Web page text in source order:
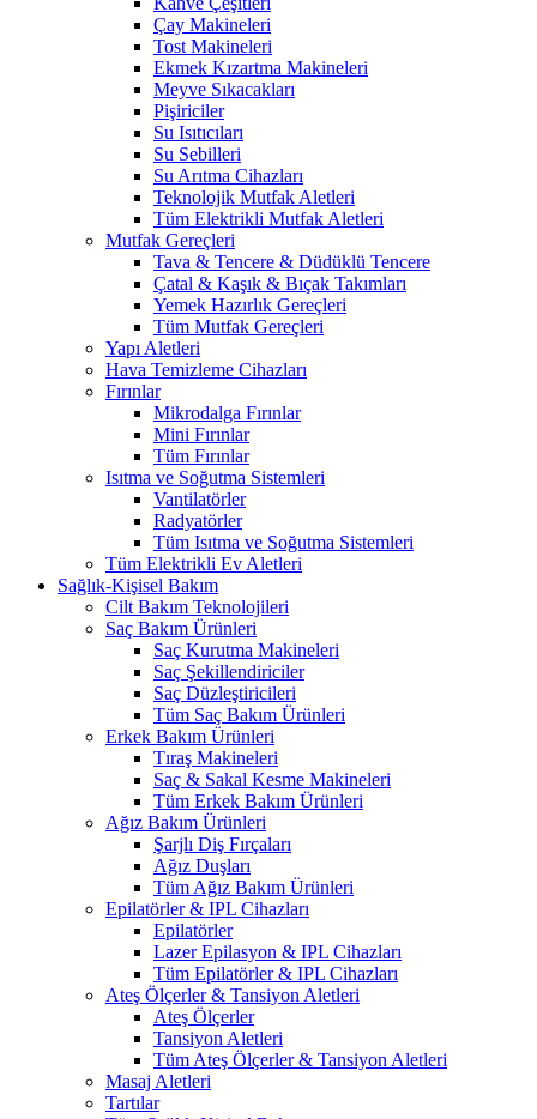
Çay Makineleri
Tost Makineleri
Ekmek Kızartma Makineleri
Meyve Sıkacakları
Pişiriciler
Su Isıtıcıları
Su Sebilleri
Su Arıtma Cihazları
Teknolojik Mutfak Aletleri
Tüm Elektrikli Mutfak Aletleri
Mutfak Gereçleri
Tava & Tencere & Düdüklü Tencere
Çatal & Kaşık & Bıçak Takımları
Yemek Hazırlık Gereçleri
Tüm Mutfak Gereçleri
Yapı Aletleri
Hava Temizleme Cihazları
Fırınlar
Mikrodalga Fırınlar
Mini Fırınlar
Tüm Fırınlar
Isıtma ve Soğutma Sistemleri
Vantilatörler
Radyatörler
Tüm Isıtma ve Soğutma Sistemleri
Tüm Elektrikli Ev Aletleri
Sağlık-Kişisel Bakım
Cilt Bakım Teknolojileri
Saç Bakım Ürünleri
Saç Kurutma Makineleri
Saç Şekillendiriciler
Saç Düzleştiricileri
Tüm Saç Bakım Ürünleri
Erkek Bakım Ürünleri
Tıraş Makineleri
Saç & Sakal Kesme Makineleri
Tüm Erkek Bakım Ürünleri
Ağız Bakım Ürünleri
Şarjlı Diş Fırçaları
Ağız Duşları
Tüm Ağız Bakım Ürünleri
Epilatörler & IPL Cihazları
Epilatörler
Lazer Epilasyon & IPL Cihazları
Tüm Epilatörler & IPL Cihazları
Ateş Ölçerler & Tansiyon Aletleri
Ateş Ölçerler
Tansiyon Aletleri
Tüm Ateş Ölçerler & Tansiyon Aletleri
Masaj Aletleri
Tartılar